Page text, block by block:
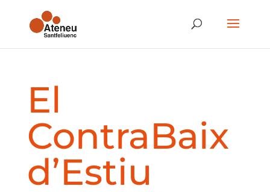
El
ContraBaix
d’Estiu